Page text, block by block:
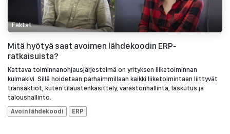
Faktat
Mitä hyötyä saat avoimen lähdekoodin ERP-
ratkaisuista?
Kattava toiminnanohjausjärjestelmä on yrityksen liiketoiminnan
kulmakivi. Sillä hoidetaan parhaimmillaan kaikki liiketoimintaan liittyvät
transaktiot, kuten tilaustenkäsittely, varastonhallinta, laskutus ja
taloushallinto.
Avoin lähdekoodi
ERP